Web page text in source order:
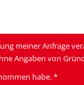
meiner Anfrage
Angaben von
habe. *